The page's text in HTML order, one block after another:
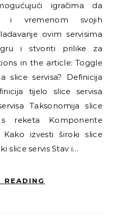
igračima da
i vremenom svojih
ovim servisima
i stvoriti prilike za
in the article: Toggle
slice servisa? Definicija
tijelo slice servisa
Taksonomija slice
reketa Komponente
Kako izvesti široki slice
slice servis Stav i…
READING